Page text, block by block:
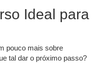
Ideal para
pouco mais sobre
tal dar o próximo passo?